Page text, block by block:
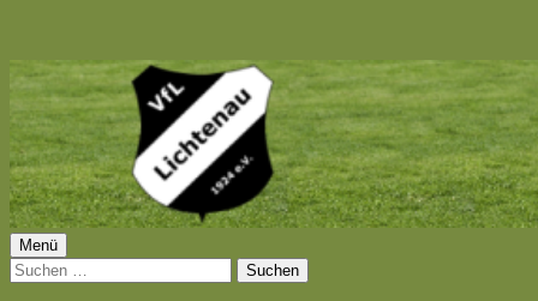
Springe
zum
Inhalt
VfL Lichtenau 1924 e.V.
Primäres
Menü
Menü
Suchen
nach: